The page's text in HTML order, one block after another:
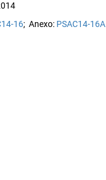
16; Anexo: PSAC14-16A